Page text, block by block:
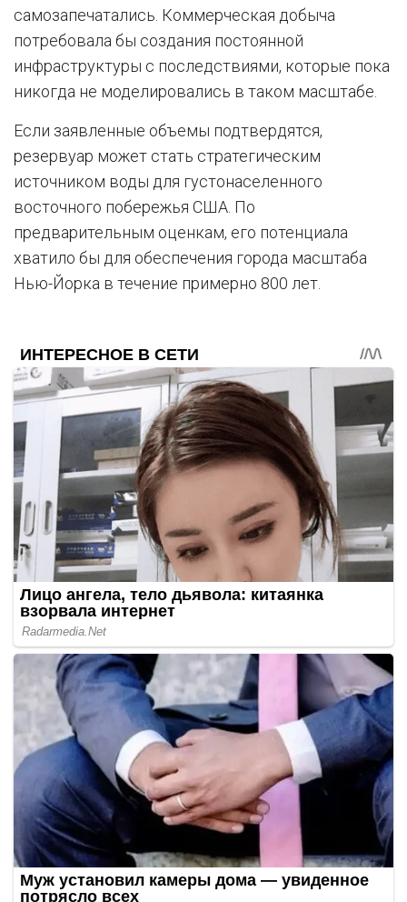
самозапечатались. Коммерческая добыча
потребовала бы создания постоянной
инфраструктуры с последствиями, которые пока
никогда не моделировались в таком масштабе.
Если заявленные объемы подтвердятся,
резервуар может стать стратегическим
источником воды для густонаселенного
восточного побережья США. По
предварительным оценкам, его потенциала
хватило бы для обеспечения города масштаба
Нью-Йорка в течение примерно 800 лет.